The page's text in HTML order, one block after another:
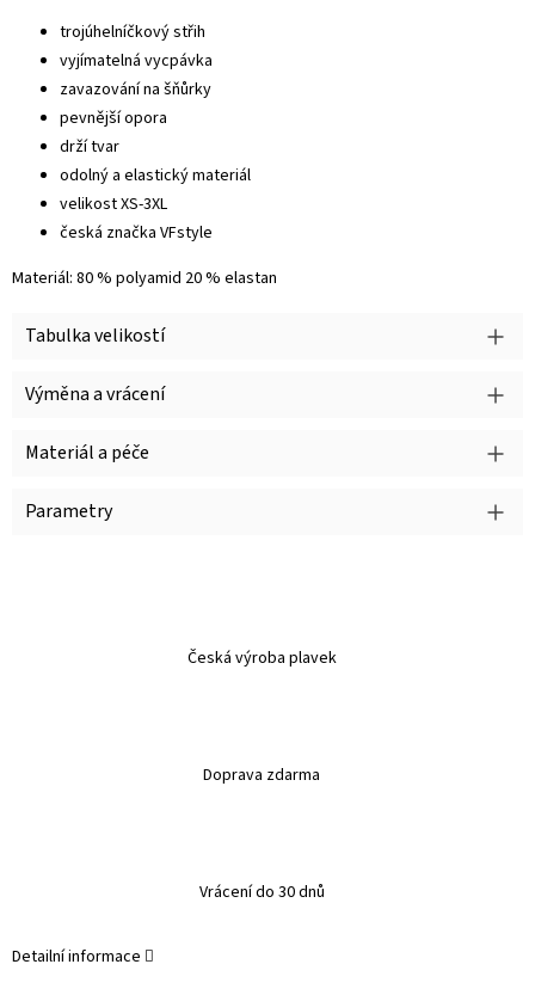
Tabulka velikostí
Výměna a vrácení
Materiál a péče
Parametry
Česká výroba plavek
Doprava zdarma
Vrácení do 30 dnů
trojúhelníčkový střih
vyjímatelná vycpávka
zavazování na šňůrky
pevnější opora
drží tvar
odolný a elastický materiál
velikost XS-3XL
česká značka VFstyle
Materiál: 80 % polyamid 20 % elastan
Detailní informace